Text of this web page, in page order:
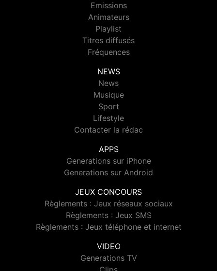
Emissions
Animateurs
Playlist
Titres diffusés
Fréquences
NEWS
News
Musique
Sport
Lifestyle
Contacter la rédac
APPS
Generations sur iPhone
Generations sur Android
JEUX CONCOURS
Règlements : Jeux réseaux sociaux
Règlements : Jeux SMS
Règlements : Jeux téléphone et internet
VIDEO
Generations TV